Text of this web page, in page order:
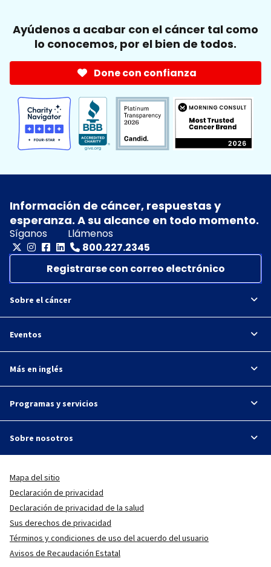
Ayúdenos a acabar con el cáncer tal como
lo conocemos, por el bien de todos.
Done con confianza
Información de cáncer, respuestas y
esperanza. A su alcance en todo momento.
Síganos
Llámenos
800.227.2345
Registrarse con correo electrónico
Sobre el cáncer
Eventos
Más en inglés
Programas y servicios
Sobre nosotros
Mapa del sitio
Declaración de privacidad
Declaración de privacidad de la salud
Sus derechos de privacidad
Términos y condiciones de uso del acuerdo del usuario
Avisos de Recaudación Estatal